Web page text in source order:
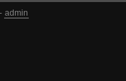
- admin